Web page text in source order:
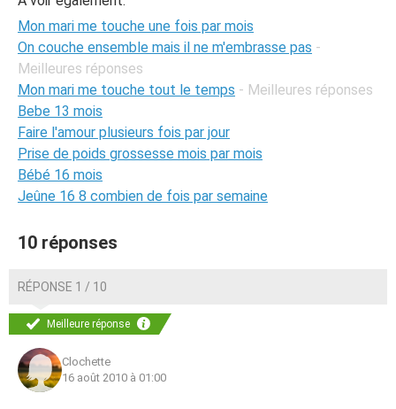
Mon mari me touche une fois par mois
On couche ensemble mais il ne m'embrasse pas -
Meilleures réponses
Mon mari me touche tout le temps - Meilleures réponses
Bebe 13 mois
Faire l'amour plusieurs fois par jour
Prise de poids grossesse mois par mois
Bébé 16 mois
Jeûne 16 8 combien de fois par semaine
10 réponses
RÉPONSE 1 / 10
Meilleure réponse
Clochette
16 août 2010 à 01:00